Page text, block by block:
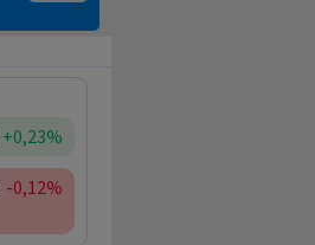
+0,23%
-0,12%